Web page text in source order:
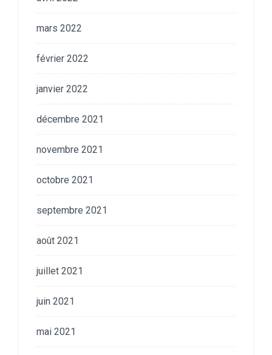
mars 2022
février 2022
janvier 2022
décembre 2021
novembre 2021
octobre 2021
septembre 2021
août 2021
juillet 2021
juin 2021
mai 2021